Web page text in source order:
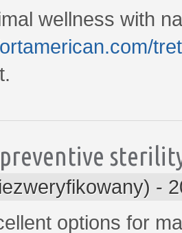
wellness with
-
options for